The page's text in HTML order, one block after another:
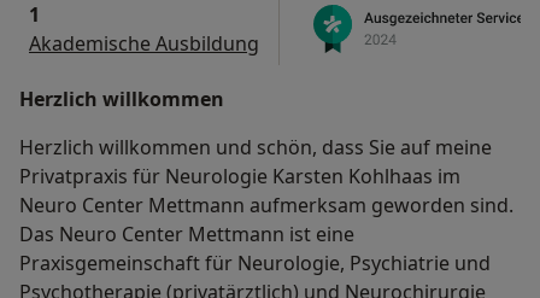
1
Akademische Ausbildung
Herzlich willkommen
Herzlich willkommen und schön, dass Sie auf meine
Privatpraxis für Neurologie Karsten Kohlhaas im
Neuro Center Mettmann aufmerksam geworden sind.
Das Neuro Center Mettmann ist eine
Praxisgemeinschaft für Neurologie, Psychiatrie und
Psychotherapie (privatärztlich) und Neurochirurgie